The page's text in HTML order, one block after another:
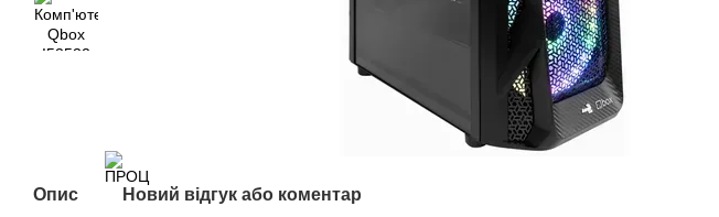
Опис Новий відгук або коментар